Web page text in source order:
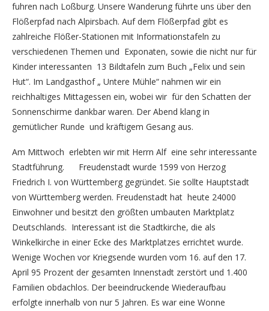
fuhren nach Loßburg. Unsere Wanderung führte uns über den
Flößerpfad nach Alpirsbach. Auf dem Flößerpfad gibt es
zahlreiche Flößer-Stationen mit Informationstafeln zu
verschiedenen Themen und Exponaten, sowie die nicht nur für
Kinder interessanten 13 Bildtafeln zum Buch „Felix und sein
Hut“. Im Landgasthof „ Untere Mühle“ nahmen wir ein
reichhaltiges Mittagessen ein, wobei wir für den Schatten der
Sonnenschirme dankbar waren. Der Abend klang in
gemütlicher Runde und kräftigem Gesang aus.
Am Mittwoch erlebten wir mit Herrn Alf eine sehr interessante
Stadtführung. Freudenstadt wurde 1599 von Herzog
Friedrich I. von Württemberg gegründet. Sie sollte Hauptstadt
von Württemberg werden. Freudenstadt hat heute 24000
Einwohner und besitzt den größten umbauten Marktplatz
Deutschlands. Interessant ist die Stadtkirche, die als
Winkelkirche in einer Ecke des Marktplatzes errichtet wurde.
Wenige Wochen vor Kriegsende wurden vom 16. auf den 17.
April 95 Prozent der gesamten Innenstadt zerstört und 1.400
Familien obdachlos. Der beeindruckende Wiederaufbau
erfolgte innerhalb von nur 5 Jahren. Es war eine Wonne